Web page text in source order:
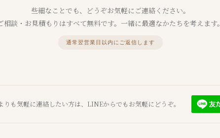
些細なことでも、どうぞお気軽にご連絡ください。
相談・お見積もりはすべて無料です。一緒に最適なかたちを考えます。
通常翌営業日以内にご返信します
りも気軽に連絡したい方は、LINEからでもお気軽にどうぞ。